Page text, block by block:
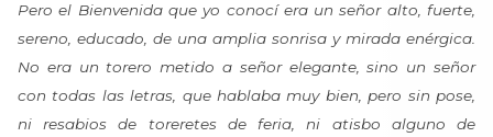
Pero el Bienvenida que yo conocí era un señor alto, fuerte,
sereno, educado, de una amplia sonrisa y mirada enérgica.
No era un torero metido a señor elegante, sino un señor
con todas las letras, que hablaba muy bien, pero sin pose,
ni resabios de toreretes de feria, ni atisbo alguno de